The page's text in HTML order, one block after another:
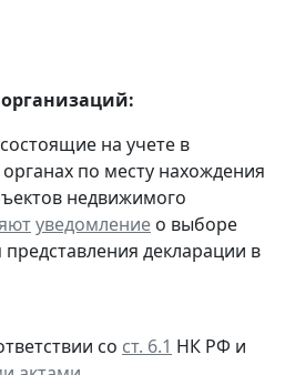
на учете в
по месту нахождения
недвижимого
уведомление о выборе
представления декларации в
со ст. 6.1 НК РФ и